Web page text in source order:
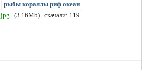
рыбы кораллы риф океан
jpg | (3.16Mb) | скачали: 119